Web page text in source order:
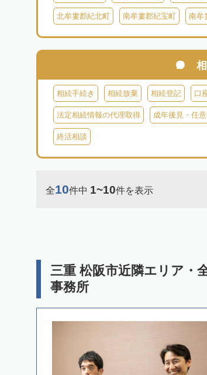
北牟婁郡紀北町 南牟婁郡紀宝町 南牟
相続手続き 相続放棄 相続登記 口
法定相続情報の代理取得 成年後見・任
終活相談
全10件中 1~10件を表示
三重 松阪市近隣エリア・
事務所